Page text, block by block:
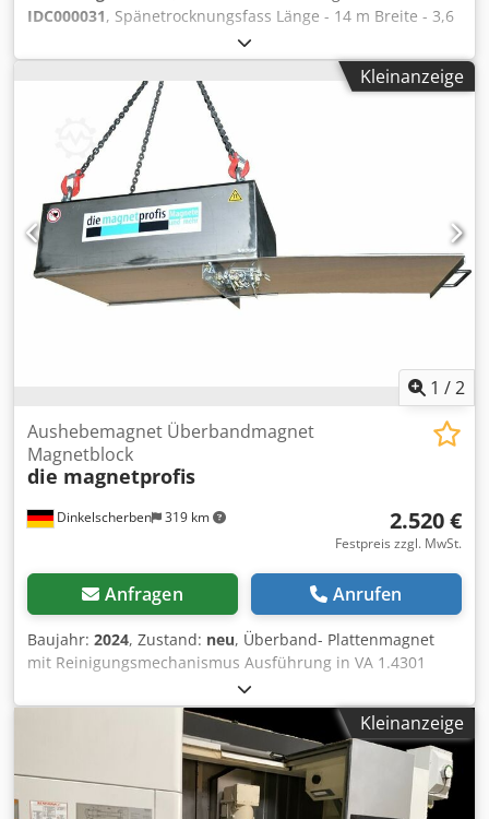
IDC000031, Spänetrocknungsfass Länge - 14 m Breite - 3,6
m Dkedpfxsrl Ra Ho Adksr Trocknungskapazität - 10t/h
Kleinanzeige
1 /2
Dinkelscherben 319 km
Aushebemagnet Überbandmagnet
Magnetblock
die magnetprofis
2.520 €
Festpreis zzgl. MwSt.
Anfragen Anrufen
Baujahr: 2024, Zustand: neu, Überband- Plattenmagnet
mit Reinigungsmechanismus Ausführung in VA 1.4301
dicht verschweißt inkl. Schublade zur Reinigung
Abmessungen: 800x500x180mm 4 - Stück M16
Ringschrauben auf der Rückseite Diese beiden
Aushebemagnete waren bei einem unserer Kunden als
"Polizeimagnet" in der fleischverarbeitenden Indsutrie
eingesetzt. Beide Überbandmagnete befindet sich in
Kleinanzeige